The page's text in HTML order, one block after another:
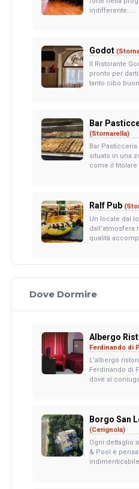
indifferente: ...
Godot
Il Ristorante
pronto per
tanto cibo
Bar
(Stornarella)
Bar
situato in una
come il titolare
Ralf Pub
Un locale dal
dall’atmosfera
qualità
Dove Dormire
Albergo
Ferdinando di
L’albergo
Ferdinando di
dove si coniuga
Borgo San
(Cerignola)
Ogni dettaglio
& Pool è